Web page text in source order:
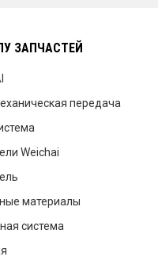
ЗАПЧАСТЕЙ
передача
Weichai
материалы
система